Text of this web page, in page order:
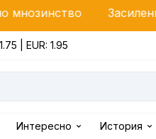
Засилени проверки
| EUR: 1.95
Интересно История